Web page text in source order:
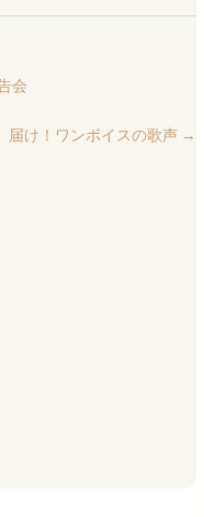
会
届け！ワンボイスの歌声 →